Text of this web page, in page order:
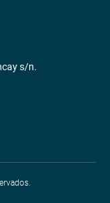
s/n.